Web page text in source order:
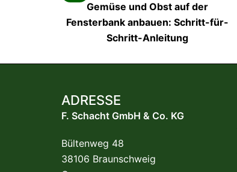
Gemüse und Obst auf der
Fensterbank anbauen: Schritt-für-
Schritt-Anleitung
ADRESSE
F. Schacht GmbH & Co. KG
Bültenweg 48
38106 Braunschweig